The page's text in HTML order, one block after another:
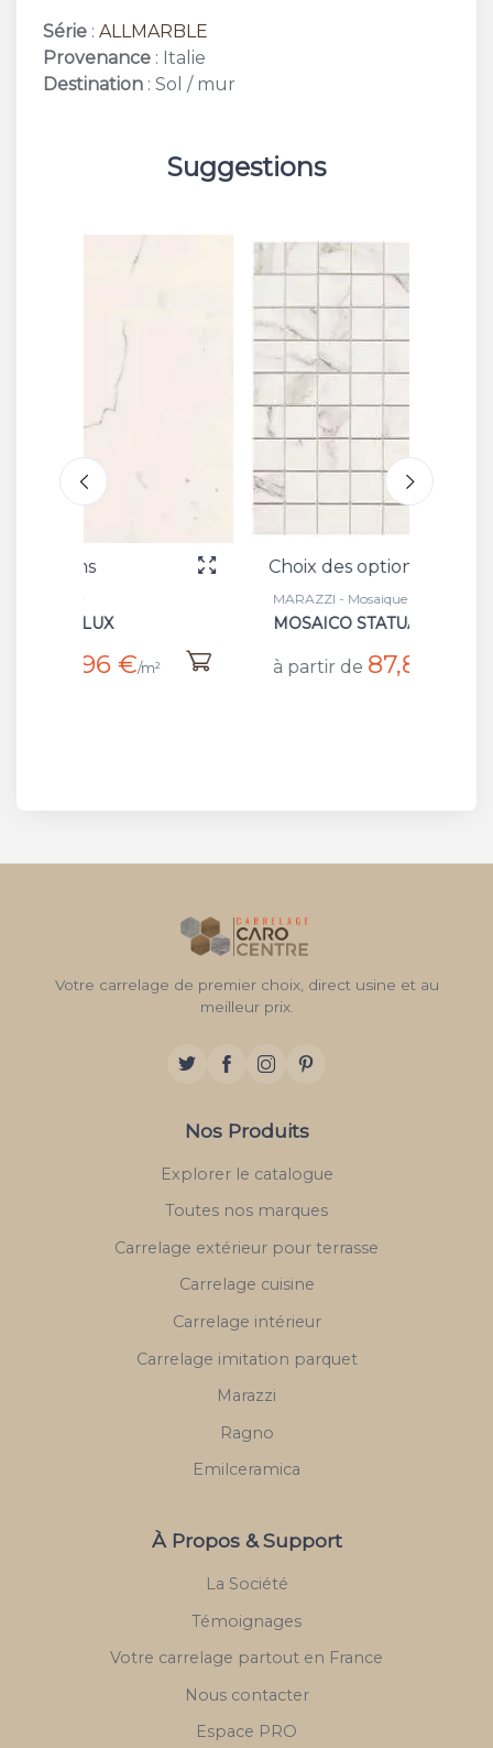
Série : ALLMARBLE
Provenance : Italie
Destination : Sol / mur
Suggestions
Choix des options
MOSAICO STATUARIO
à partir de 87,86 €/m²
Votre carrelage de premier choix, direct usine et au
meilleur prix.
Nos Produits
Explorer le catalogue
Toutes nos marques
Carrelage extérieur pour terrasse
Carrelage cuisine
Carrelage intérieur
Carrelage imitation parquet
Marazzi
Ragno
Emilceramica
À Propos & Support
La Société
Témoignages
Votre carrelage partout en France
Nous contacter
Espace PRO